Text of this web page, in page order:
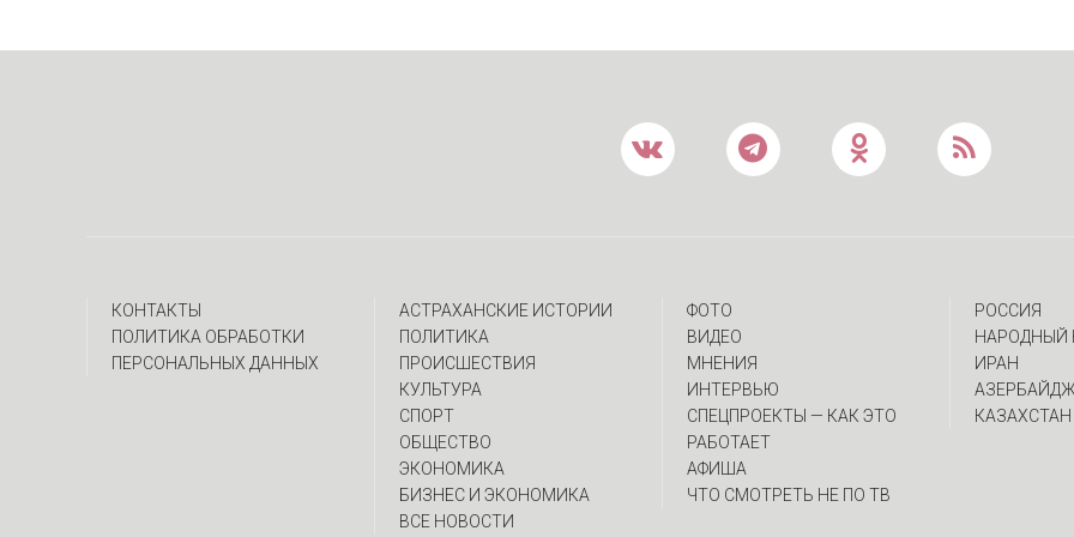
КОНТАКТЫ
ПОЛИТИКА ОБРАБОТКИ
ПЕРСОНАЛЬНЫХ ДАННЫХ
АСТРАХАНСКИЕ ИСТОРИИ
ПОЛИТИКА
ПРОИСШЕСТВИЯ
КУЛЬТУРА
СПОРТ
ОБЩЕСТВО
ЭКОНОМИКА
БИЗНЕС И ЭКОНОМИКА
ВСЕ НОВОСТИ
ФОТО
ВИДЕО
МНЕНИЯ
ИНТЕРВЬЮ
CПЕЦПРОЕКТЫ — КАК ЭТО
РАБОТАЕТ
АФИША
ЧТО СМОТРЕТЬ НЕ ПО ТВ
РОССИЯ
НАРОДНЫЙ
ИРАН
КАЗАХСТАН